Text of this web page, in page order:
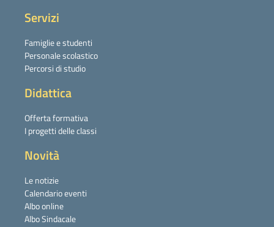
Servizi
Famiglie e studenti
Personale scolastico
Percorsi di studio
Didattica
Offerta formativa
I progetti delle classi
Novità
Le notizie
Calendario eventi
Albo online
Albo Sindacale